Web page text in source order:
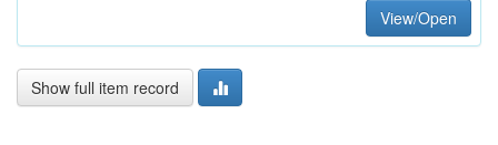
View/Open
Show full item record